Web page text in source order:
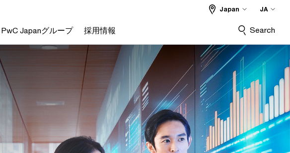
PwC Japanグループ 採用情報
Japan JA
Search